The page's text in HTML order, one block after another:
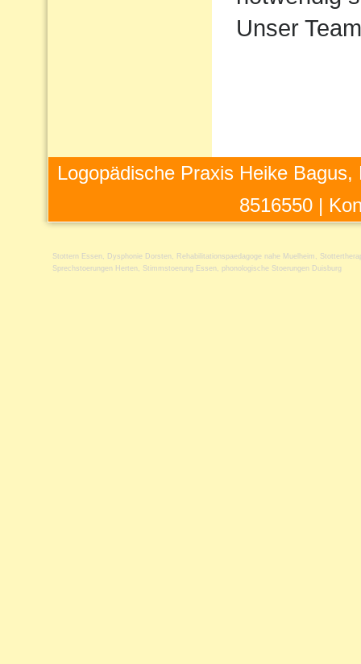
Unser
Logopädische Praxis Heike
8516550 |
Stottern Essen Dysphonie Dorsten Rehabilitationspaedagoge nahe Muelheim
Sprechstoerungen Herten
Stimmstoerung Essen phonologische Stoerungen Duisburg